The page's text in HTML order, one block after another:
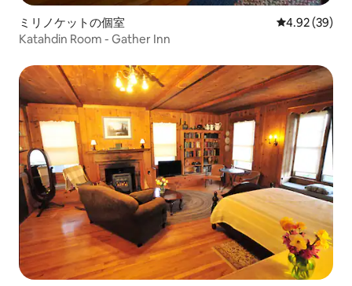
ミリノケットの個室 レビュー39
4.92 (39)
Katahdin Room - Gather Inn